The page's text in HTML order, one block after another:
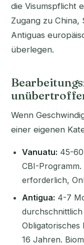
die Visumspflicht
Zugang zu
Antiguas
überlegen.
Wenn
einer eigenen
Vanuatu: 45-
CBI-
erforderlich,
Antigua: 4-7
16 Jahren.